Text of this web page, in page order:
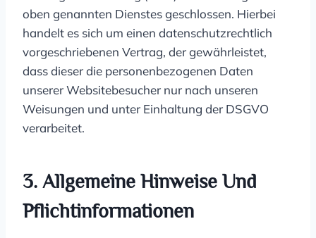
oben genannten Dienstes geschlossen. Hierbei
handelt es sich um einen datenschutzrechtlich
vorgeschriebenen Vertrag, der gewährleistet,
dass dieser die personenbezogenen Daten
unserer Websitebesucher nur nach unseren
Weisungen und unter Einhaltung der DSGVO
verarbeitet.
3. Allgemeine Hinweise Und
Pflicht­informationen